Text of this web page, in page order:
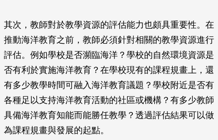
其次，教師對於教學資源的評估能力也頗具重要性。在
推動海洋教育之前，教師必須針對相關的教學資源進行
評估。例如學校是否瀕臨海洋？學校的自然環境資源是
否有利於實施海洋教育？在學校現有的課程規畫上，還
有多少教學時間可融入海洋教育議題？學校附近是否有
各種足以支持海洋教育活動的社區或機構？有多少教師
具備海洋教育知能而能勝任教學？透過評估結果可以做
為課程規畫與發展的起點。